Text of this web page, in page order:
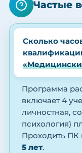
Частые
Сколько
Программа
включает 4
личностная,
психология)
Проходить ПК
5 лет.